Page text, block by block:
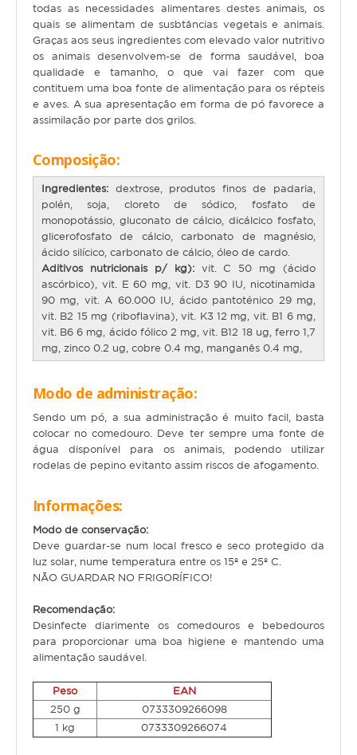
Júnior
Adulto
Sénior
Pequenos mamíferos
Coelho
Porquinho da Índia
Chinchila
Furão
Gerbo
Degu
Ratazana
Esquilo
Pequenas
Médias
Grandes
Repteis
Tartaruga
Lagarto
Serpente
todas as necessidades alimentares destes animais, os
quais se alimentam de susbtâncias vegetais e animais.
Graças aos seus ingredientes com elevado valor nutritivo
os animais desenvolvem-se de forma saudável, boa
qualidade e tamanho, o que vai fazer com que
contituem uma boa fonte de alimentação para os répteis
e aves. A sua apresentação em forma de pó favorece a
assimilação por parte dos grilos.
Composição:
Ingredientes: dextrose, produtos finos de padaria,
polén, soja, cloreto de sódico, fosfato de
monopotássio, gluconato de cálcio, dicálcico fosfato,
glicerofosfato de cálcio, carbonato de magnésio,
ácido silícico, carbonato de cálcio, óleo de cardo.
Aditivos nutricionais p/ kg):vit. C 50 mg (ácido
ascórbico), vit. E 60 mg, vit. D3 90 IU, nicotinamida
90 mg, vit. A 60.000 IU, ácido pantoténico 29 mg,
vit. B2 15 mg (riboflavina), vit. K3 12 mg, vit. B1 6 mg,
vit. B6 6 mg, ácido fólico 2 mg, vit. B12 18 ug, ferro 1,7
mg, zinco 0.2 ug, cobre 0.4 mg, manganês 0.4 mg,
Modo de administração:
Sendo um pó, a sua administração é muito facil, basta
colocar no comedouro. Deve ter sempre uma fonte de
água disponível para os animais, podendo utilizar
rodelas de pepino evitanto assim riscos de afogamento.
Informações:
Modo de conservação:
Deve guardar-se num local fresco e seco protegido da
luz solar, nume temperatura entre os 15º e 25º C.
NÃO GUARDAR NO FRIGORÍFICO!
Recomendação:
Desinfecte diarimente os comedouros e bebedouros
para proporcionar uma boa higiene e mantendo uma
alimentação saudável.
Peso
EAN
250 g
0733309266098
1 kg
0733309266074